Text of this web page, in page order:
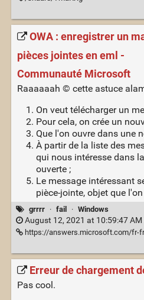
OWA : enregistrer un
pièces jointes en eml -
Communauté Microsoft
Raaaaaah © cette astuce
On veut télécharger un
Pour cela, on crée un
Que l'on ouvre dans une
À partir de la liste des
qui nous intéresse dans
ouverte ;
Le message intéressant
pièce-jointe, objet que
grrrr · fail · Windows
August 12, 2021 at 10:59:47 AM
https://answers.microsoft.com/fr-fr/msoffice/forum/all/owa-enregistrer-un-mail-
Erreur de chargement
Pas cool.